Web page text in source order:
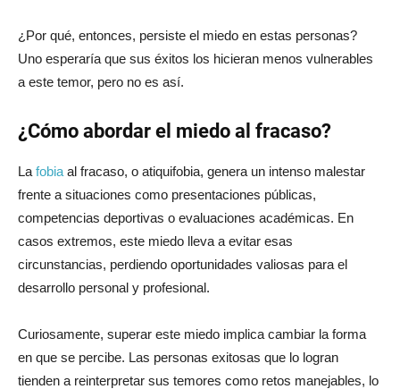
¿Por qué, entonces, persiste el miedo en estas personas?
Uno esperaría que sus éxitos los hicieran menos vulnerables
a este temor, pero no es así.
¿Cómo abordar el miedo al fracaso?
La fobia al fracaso, o atiquifobia, genera un intenso malestar
frente a situaciones como presentaciones públicas,
competencias deportivas o evaluaciones académicas. En
casos extremos, este miedo lleva a evitar esas
circunstancias, perdiendo oportunidades valiosas para el
desarrollo personal y profesional.
Curiosamente, superar este miedo implica cambiar la forma
en que se percibe. Las personas exitosas que lo logran
tienden a reinterpretar sus temores como retos manejables, lo